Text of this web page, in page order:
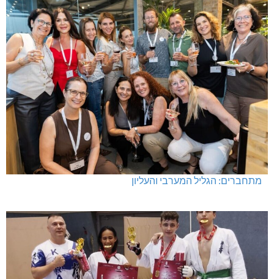
מתחברים: הגליל המערבי והעליון